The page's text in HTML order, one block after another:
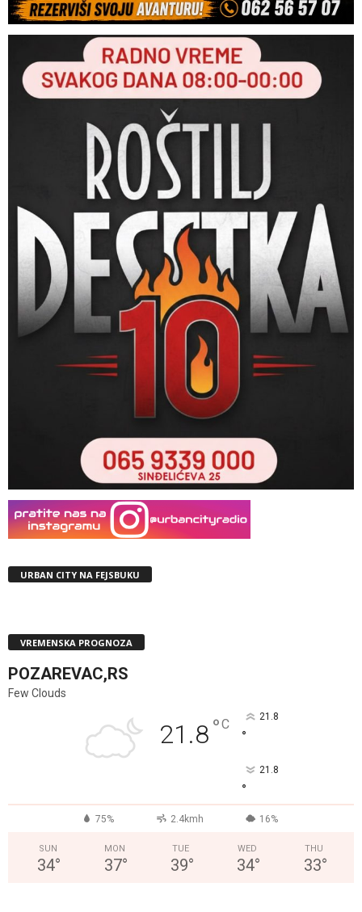
URBAN CITY NA FEJSBUKU
VREMENSKA PROGNOZA
POZAREVAC,RS
Few Clouds
21.8°C 21.8
°
21.8
°
75% 2.4kmh 16%
SUN
34°
MON
37°
TUE
39°
WED
34°
THU
33°